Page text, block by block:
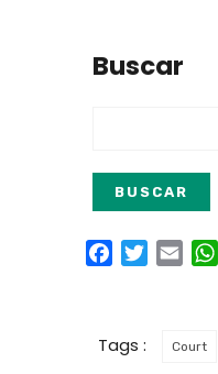
Buscar
FacebookTwitter
Email
Tags : Court